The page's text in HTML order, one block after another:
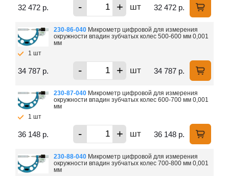
32 472 р. - + шт 32 472 р.
230-86-040 Микрометр цифровой для измерения
окружности впадин зубчатых колес 500-600 мм 0,001
мм
1 шт
34 787 р. - + шт 34 787 р.
230-87-040 Микрометр цифровой для измерения
окружности впадин зубчатых колес 600-700 мм 0,001
мм
1 шт
36 148 р. - + шт 36 148 р.
230-88-040 Микрометр цифровой для измерения
окружности впадин зубчатых колес 700-800 мм 0,001
мм